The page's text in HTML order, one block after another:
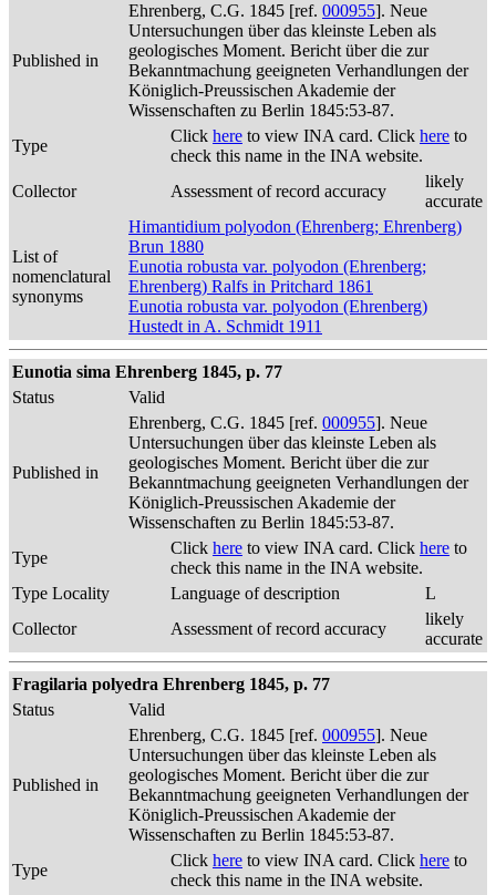
Published in
Ehrenberg, C.G. 1845 [ref. 000955]. Neue
Untersuchungen über das kleinste Leben als
geologisches Moment. Bericht über die zur
Bekanntmachung geeigneten Verhandlungen der
Königlich-Preussischen Akademie der
Wissenschaften zu Berlin 1845:53-87.
Type
Click here to view INA card. Click here to
check this name in the INA website.
Collector
Assessment of record accuracy
likely
accurate
List of
nomenclatural
synonyms
Himantidium polyodon (Ehrenberg; Ehrenberg)
Brun 1880
Eunotia robusta var. polyodon (Ehrenberg;
Ehrenberg) Ralfs in Pritchard 1861
Eunotia robusta var. polyodon (Ehrenberg)
Hustedt in A. Schmidt 1911
Eunotia sima Ehrenberg 1845, p. 77
Status
Valid
Published in
Ehrenberg, C.G. 1845 [ref. 000955]. Neue
Untersuchungen über das kleinste Leben als
geologisches Moment. Bericht über die zur
Bekanntmachung geeigneten Verhandlungen der
Königlich-Preussischen Akademie der
Wissenschaften zu Berlin 1845:53-87.
Type
Click here to view INA card. Click here to
check this name in the INA website.
Type Locality
Language of description
L
Collector
Assessment of record accuracy
likely
accurate
Fragilaria polyedra Ehrenberg 1845, p. 77
Status
Valid
Published in
Ehrenberg, C.G. 1845 [ref. 000955]. Neue
Untersuchungen über das kleinste Leben als
geologisches Moment. Bericht über die zur
Bekanntmachung geeigneten Verhandlungen der
Königlich-Preussischen Akademie der
Wissenschaften zu Berlin 1845:53-87.
Type
Click here to view INA card. Click here to
check this name in the INA website.